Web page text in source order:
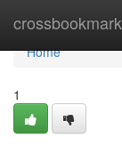
crossbookmark
Home
Home
1